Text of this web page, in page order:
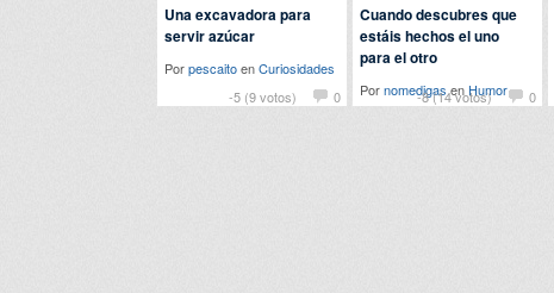
-5 (9 votos) 0
Una excavadora para
servir azúcar
PorpescaitoenCuriosidades
-8 (14 votos)
0
Cuando descubres que
estáis hechos el uno
para el otro
Pornomedigasen Humor